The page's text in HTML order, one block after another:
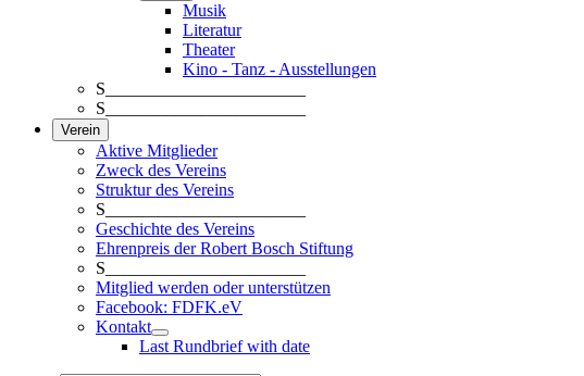
Musik
Literatur
Theater
Kino - Tanz - Ausstellungen
S_______________________
S_______________________
Verein
Aktive Mitglieder
Zweck des Vereins
Struktur des Vereins
S_______________________
Geschichte des Vereins
Ehrenpreis der Robert Bosch Stiftung
S_______________________
Mitglied werden oder unterstützen
Facebook: FDFK.eV
Kontakt
Last Rundbrief with date